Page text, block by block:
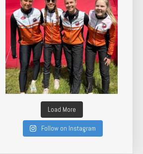
Load More
Follow on Instagram